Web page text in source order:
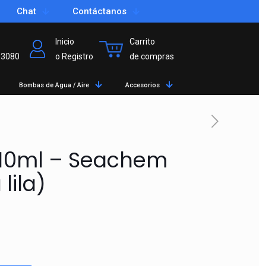
Chat Contáctanos
Inicio
o Registro
Carrito
de compras
Bombas de Agua / Aire Accesorios
– Seachem
lila)